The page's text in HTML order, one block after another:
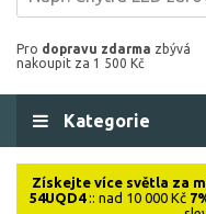
Pro dopravu zdarma zbývá
nakoupit za 1 500 Kč
Kategorie
Získejte více světla za
54UQD4:: nad 10 000 Kč